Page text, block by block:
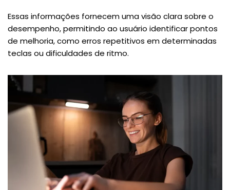
Essas informações fornecem uma visão clara sobre o
desempenho, permitindo ao usuário identificar pontos
de melhoria, como erros repetitivos em determinadas
teclas ou dificuldades de ritmo.